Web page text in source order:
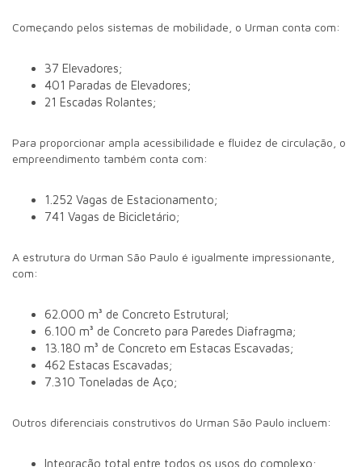
Começando pelos sistemas de mobilidade, o Urman conta com:
37 Elevadores;
401 Paradas de Elevadores;
21 Escadas Rolantes;
Para proporcionar ampla acessibilidade e fluidez de circulação, o
empreendimento também conta com:
1.252 Vagas de Estacionamento;
741 Vagas de Bicicletário;
A estrutura do Urman São Paulo é igualmente impressionante,
com:
62.000 m³ de Concreto Estrutural;
6.100 m³ de Concreto para Paredes Diafragma;
13.180 m³ de Concreto em Estacas Escavadas;
462 Estacas Escavadas;
7.310 Toneladas de Aço;
Outros diferenciais construtivos do Urman São Paulo incluem:
Integração total entre todos os usos do complexo;